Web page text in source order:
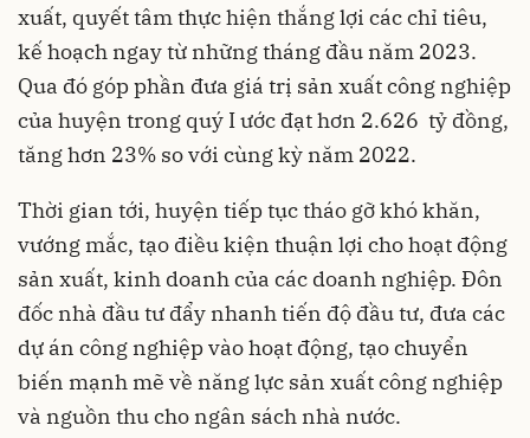
xuất, quyết tâm thực hiện thắng lợi các chỉ tiêu,
kế hoạch ngay từ những tháng đầu năm 2023.
Qua đó góp phần đưa giá trị sản xuất công nghiệp
của huyện trong quý I ước đạt hơn 2.626 tỷ đồng,
tăng hơn 23% so với cùng kỳ năm 2022.
Thời gian tới, huyện tiếp tục tháo gỡ khó khăn,
vướng mắc, tạo điều kiện thuận lợi chohoạt động
sản xuất, kinh doanh của các doanh nghiệp. Đôn
đốc nhà đầu tư đẩy nhanh tiến độ đầu tư, đưa các
dự án công nghiệp vào hoạt động, tạo chuyển
biến mạnh mẽ về năng lực sản xuất công nghiệp
và nguồn thu cho ngân sách nhà nước.